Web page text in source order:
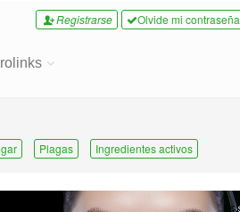
Registrarse Olvide mi contraseña
Plagas Ingredientes activos